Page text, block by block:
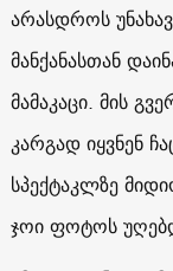
არასდროს
მანქანასთან
მამაკაცი. მის
კარგად იყვნენ
სპექტაკლზე
ჯოი ფოტოს